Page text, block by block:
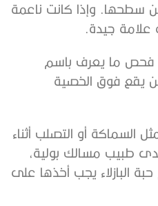
سطحها. وإذا كانت ناعمة
جيدة.
فحص ما يعرف باسم
‫يقع فوق الخصية
السماكة أو التصلب أثناء
طبيب مسالك بولية،
البازلاء يجب ‫أخذها على